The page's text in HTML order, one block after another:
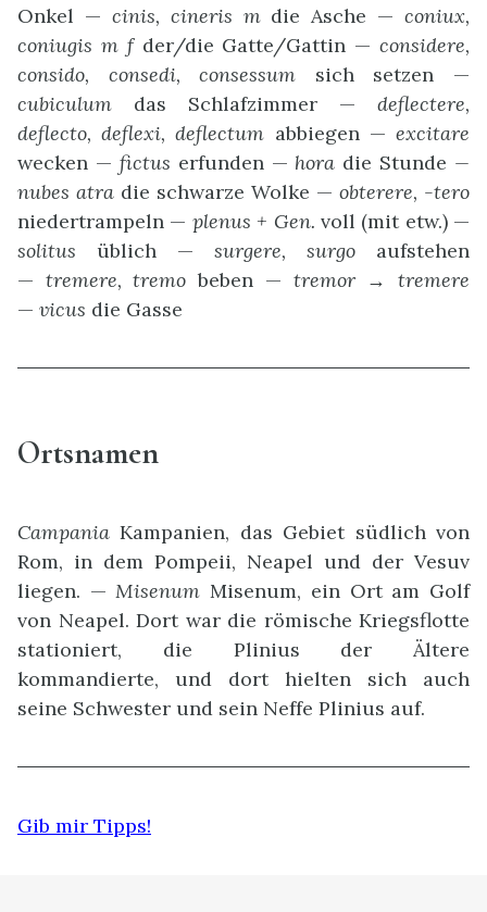
Onkel — cinis, cineris m die Asche — coniux,
coniugis m f der/die Gatte/Gattin — considere,
consido, consedi, consessum sich setzen —
cubiculum das Schlafzimmer — deflectere,
deflecto, deflexi, deflectum abbiegen —excitare
wecken — fictus erfunden — hora die Stunde —
nubes atra die schwarze Wolke — obterere, -tero
niedertrampeln — plenus + Gen. voll (mit etw.) —
solitus üblich — surgere, surgo aufstehen
— tremere, tremo beben — tremor→tremere
— vicus die Gasse
Ortsnamen
Campania Kampanien, das Gebiet südlich von
Rom, in dem Pompeii, Neapel und der Vesuv
liegen. —Misenum Misenum, ein Ort am Golf
von Neapel. Dort war die römische Kriegsflotte
stationiert, die Plinius der Ältere
kommandierte, und dort hielten sich auch
seine Schwester und sein Neffe Plinius auf.
Gib mir Tipps!